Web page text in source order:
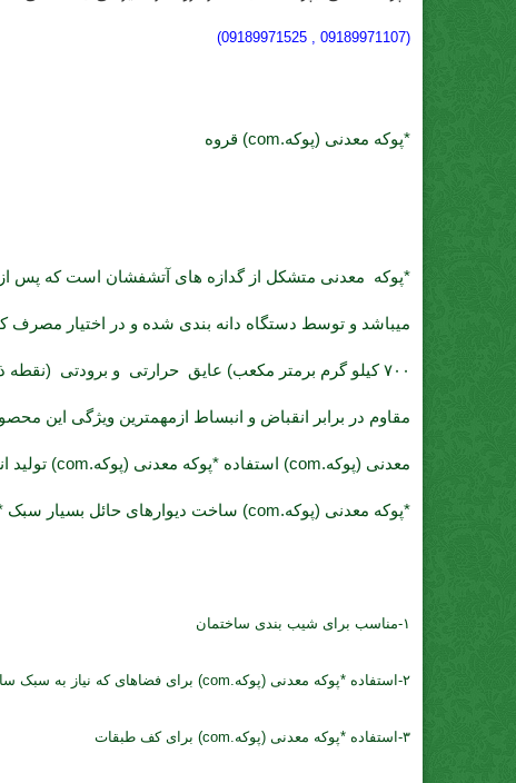
(09189971107 , 09189971525)
*پوکه معدنی (پوکه.com) قروه
*پوکه معدنی متشکل از گدازه های آتشفشان است که پس
مقاوم در برابر انقباض و انبساط ازمهمترین ویژگی این
*پوکه معدنی (پوکه.com) ساخت دیوارهای حائل بسیار سبک *پوکه معدنی (پوکه.com) قطعات تزئینی,طراحی داخلی اصلی ترین کاربرد *پوکه معدنی (پوکه.com) *پوکه.com
۱-مناسب برای شیب بندی ساختمان
۲-استفاده *پوکه معدنی (پوکه.com) برای فضاهای که نیاز به سبک سازی دارد
۳-استفاده *پوکه معدنی (پوکه.com) برای کف طبقات